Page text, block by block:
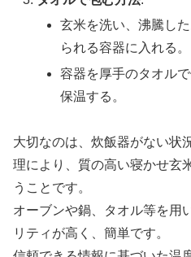
玄米を洗い、沸騰し
られる容器に入れる。
容器を厚手のタオル
保温する。
大切なのは、炊飯器がない状
理により、質の高い寝かせ玄
うことです。
オーブンや鍋、タオル等を用
リティが高く、簡単です。